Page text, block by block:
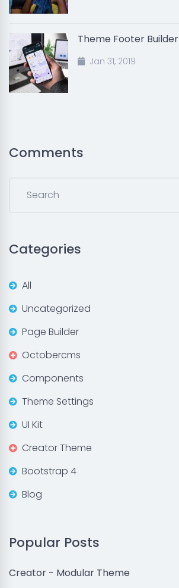
Theme Footer Builder
Jan 31, 2019
Comments
Categories
All
Uncategorized
Page Builder
Octobercms
Components
Theme Settings
UI Kit
Creator Theme
Bootstrap 4
Blog
Popular Posts
Creator - Modular Theme